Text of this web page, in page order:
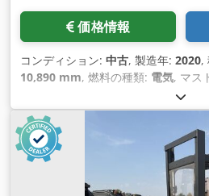
価格情報
コンディション: 中古, 製造年: 2020,
10,890 mm, 燃料の種類: 電気, マス
グレー,